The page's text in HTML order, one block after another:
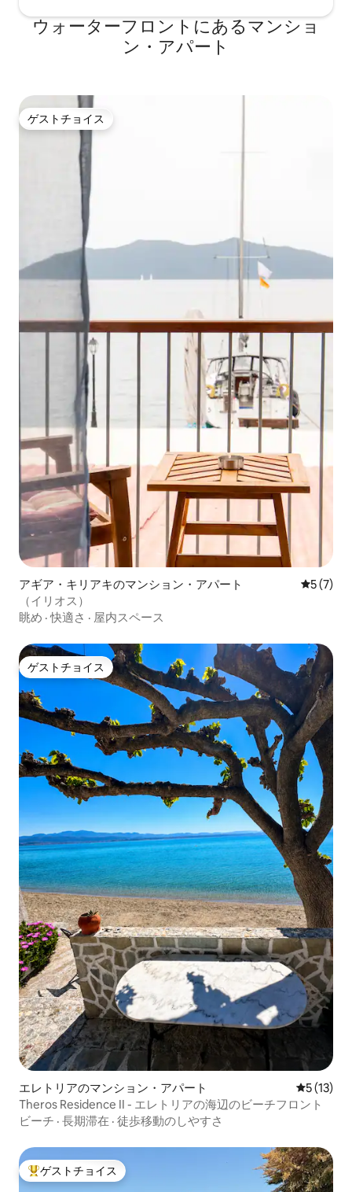
ウォーターフロントにあるマンショ
ン・アパート
ゲストチョイス
ゲストチョイス
アギア・キリアキのマンション・アパート レビュー
5 (7)
（イリオス）
眺め ·快適さ · 屋内スペース
ゲストチョイス
ゲストチョイス
エレトリアのマンション・アパート レビュー
5 (13)
Theros Residence II - エレトリアの海辺のビーチフロント
ビーチ · 長期滞在 · 徒歩移動のしやすさ
大好評のゲストチョイスです。
ゲストチョイス